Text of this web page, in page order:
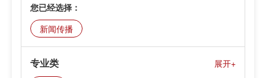
您已经选择：
新闻传播
专业类